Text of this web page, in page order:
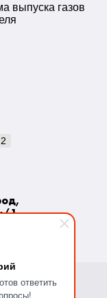
ответить
выпуска газов
1